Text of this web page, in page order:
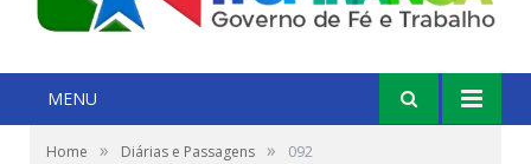
MENU
Home » Diárias e Passagens » 092